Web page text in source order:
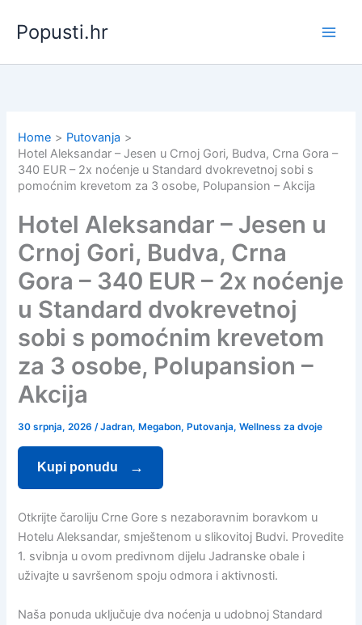
content
Popusti.hr
Home
Putovanja
Hotel Aleksandar – Jesen u Crnoj Gori, Budva, Crna Gora –
340 EUR – 2x noćenje u Standard dvokrevetnoj sobi s
pomoćnim krevetom za 3 osobe, Polupansion – Akcija
Hotel Aleksandar – Jesen u
Crnoj Gori, Budva, Crna
Gora – 340 EUR – 2x noćenje
u Standard dvokrevetnoj
sobi s pomoćnim krevetom
za 3 osobe, Polupansion –
Akcija
30 srpnja, 2026/Jadran, Megabon, Putovanja,Wellness za dvoje
Kupi ponudu
Otkrijte čaroliju Crne Gore s nezaboravnim boravkom u
Hotelu Aleksandar, smještenom u slikovitoj Budvi. Provedite
1. svibnja u ovom predivnom dijelu Jadranske obale i
uživajte u savršenom spoju odmora i aktivnosti.
Naša ponuda uključuje dva noćenja u udobnoj Standard